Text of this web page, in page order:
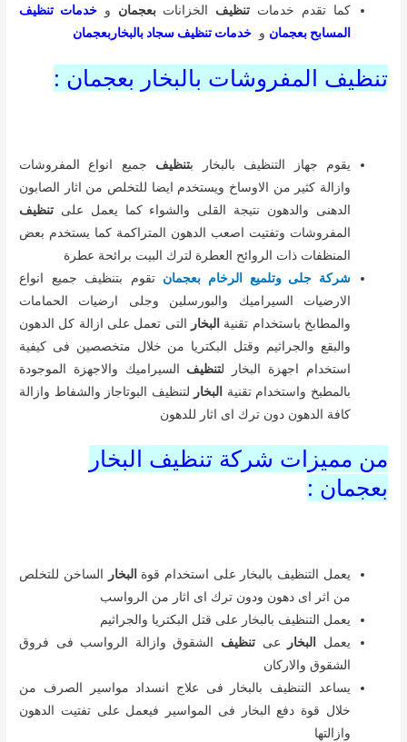
كما تقدم خدمات تنظيف الخزاناتبعجمان وخدمات تنظيف
المسابح بعجمان وخدمات تنظيف سجاد بالبخاربعجمان
تنظيف المفروشات بالبخار بعجمان :
يقوم جهاز التنظيف بالبخار بتنظيف جميع انواع المفروشات
وازالة كثير من الاوساخ ويستخدم ايضا للتخلص من اثار الصابون
الدهنى والدهون نتيجة القلى والشواء كما يعمل على تنظيف
المفروشات وتفتيت اصعب الدهون المتراكمة كما يستخدم بعض
المنظفات ذات الروائح العطرة لترك البيت برائحة عطرة
شركة جلى وتلميع الرخام بعجمان تقوم بتنظيف جميع انواع
الارضيات السيراميك والبورسلين وجلى ارضيات الحمامات
والمطابخ باستخدام تقنية البخار التى تعمل على ازالة كل الدهون
والبقع والجراثيم وقتل البكتريا من خلال متخصصين فى كيفية
استخدام اجهزة البخار لتنظيف السيراميك والاجهزة الموجودة
بالمطبخ واستخدام تقنية البخار لتنظيف البوتاجاز والشفاط وازالة
كافة الدهون دون ترك اى اثار للدهون
من مميزات شركة تنظيف البخار
بعجمان :
يعمل التنظيف بالبخار على استخدام قوة البخار
الساخن للتخلص
من اثر اى دهون ودون ترك اى اثار من الرواسب
يعمل التنظيف بالبخار على قتل البكتريا والجراثيم
يعمل
البخار عى تنظيف الشقوق وازالة الرواسب فى فروق
الشقوق والاركان
يساعد التنظيف بالبخار فى علاج انسداد مواسير الصرف من
خلال قوة دفع البخار فى المواسير فيعمل على تفتيت الدهون
وازالتها